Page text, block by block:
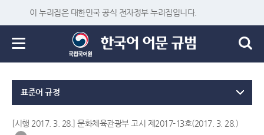
이 누리집은 대한민국 공식 전자정부 누리집입니다.
표준어 규정
[시행 2017. 3. 28.] 문화체육관광부 고시 제2017-13호(2017. 3. 28.)